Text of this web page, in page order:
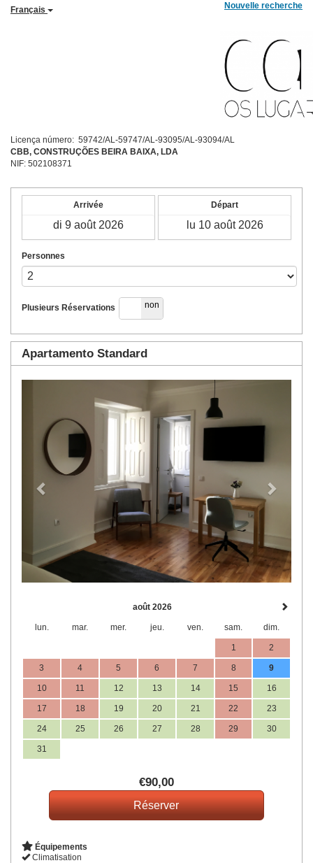
Français Nouvelle recherche
Licença número: 59742/AL-59747/AL-93095/AL-93094/AL
CBB, CONSTRUÇÕES BEIRA BAIXA, LDA
NIF: 502108371
Arrivée Départ
Personnes
Plusieurs Réservations
oui non
Apartamento Standard
août 2026
lun. mar. mer. jeu. ven. sam. dim.
1 2
3 4 5 6 7 8 9
10 11 12 13 14 15 16
17 18 19 20 21 22 23
24 25 26 27 28 29 30
31
€90,00
Équipements
Climatisation